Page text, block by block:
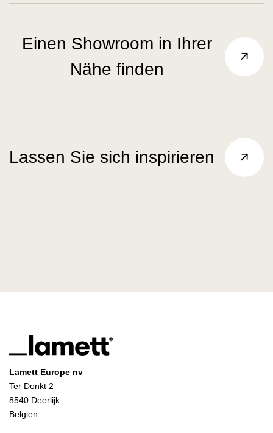
Einen Showroom in Ihrer
Nähe finden
Lassen Sie sich inspirieren
Lamett Europe nv
Ter Donkt 2
8540 Deerlijk
Belgien